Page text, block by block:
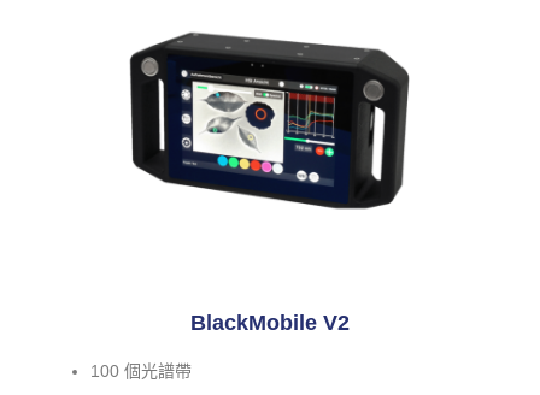
BlackMobile V2
100 個光譜帶